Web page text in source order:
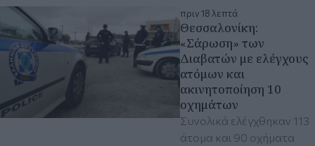
πριν 18 λεπτά
Θεσσαλονίκη:
«Σάρωση» των
Διαβατών με ελέγχους
ατόμων και
ακινητοποίηση 10
οχημάτων
Συνολικά ελέγχθηκαν 113
άτομα και 90 οχήματα